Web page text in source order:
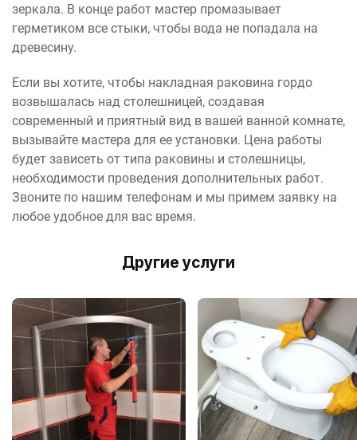
зеркала. В конце работ мастер промазывает
герметиком все стыки, чтобы вода не попадала на
древесину.
Если вы хотите, чтобы накладная раковина гордо
возвышалась над столешницей, создавая
современный и приятный вид в вашей ванной комнате,
вызывайте мастера для ее установки. Цена работы
будет зависеть от типа раковины и столешницы,
необходимости проведения дополнительных работ.
Звоните по нашим телефонам и мы примем заявку на
любое удобное для вас время.
Другие услуги